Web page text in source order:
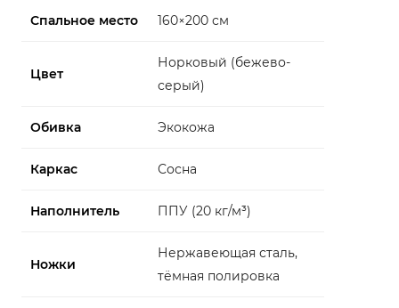
Спальное место 160×200 см
Цвет
Норковый (бежево-
серый)
Обивка Экокожа
Каркас Сосна
Наполнитель ППУ (20 кг/м³)
Ножки
Нержавеющая сталь,
тёмная полировка